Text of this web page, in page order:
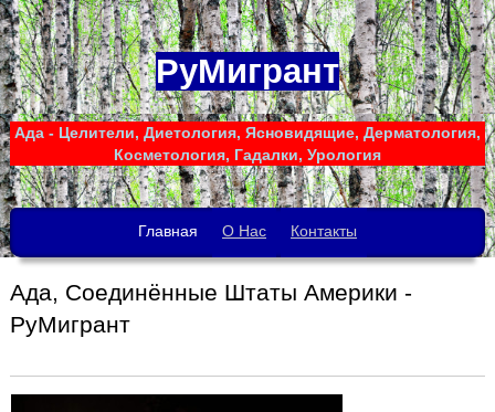
РуМигрант
Ада - Целители, Диетология, Ясновидящие, Дерматология,
Косметология, Гадалки, Урология
Главная О Нас Контакты
Ада, Соединённые Штаты Америки -
РуМигрант